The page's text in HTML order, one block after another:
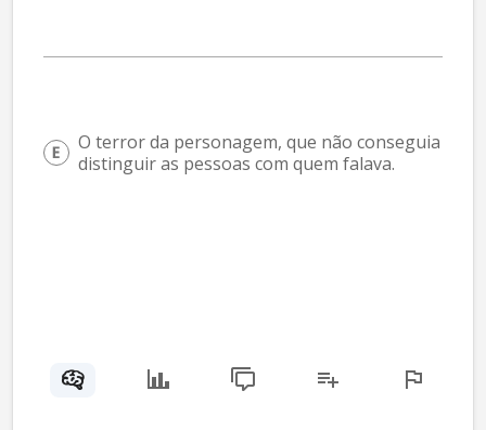
O terror da personagem, que não conseguia
distinguir as pessoas com quem falava.